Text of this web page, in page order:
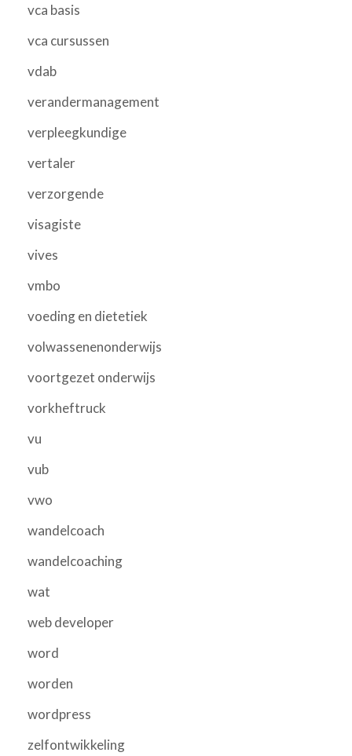
vca basis
vca cursussen
vdab
verandermanagement
verpleegkundige
vertaler
verzorgende
visagiste
vives
vmbo
voeding en dietetiek
volwassenenonderwijs
voortgezet onderwijs
vorkheftruck
vu
vub
vwo
wandelcoach
wandelcoaching
wat
web developer
word
worden
wordpress
zelfontwikkeling